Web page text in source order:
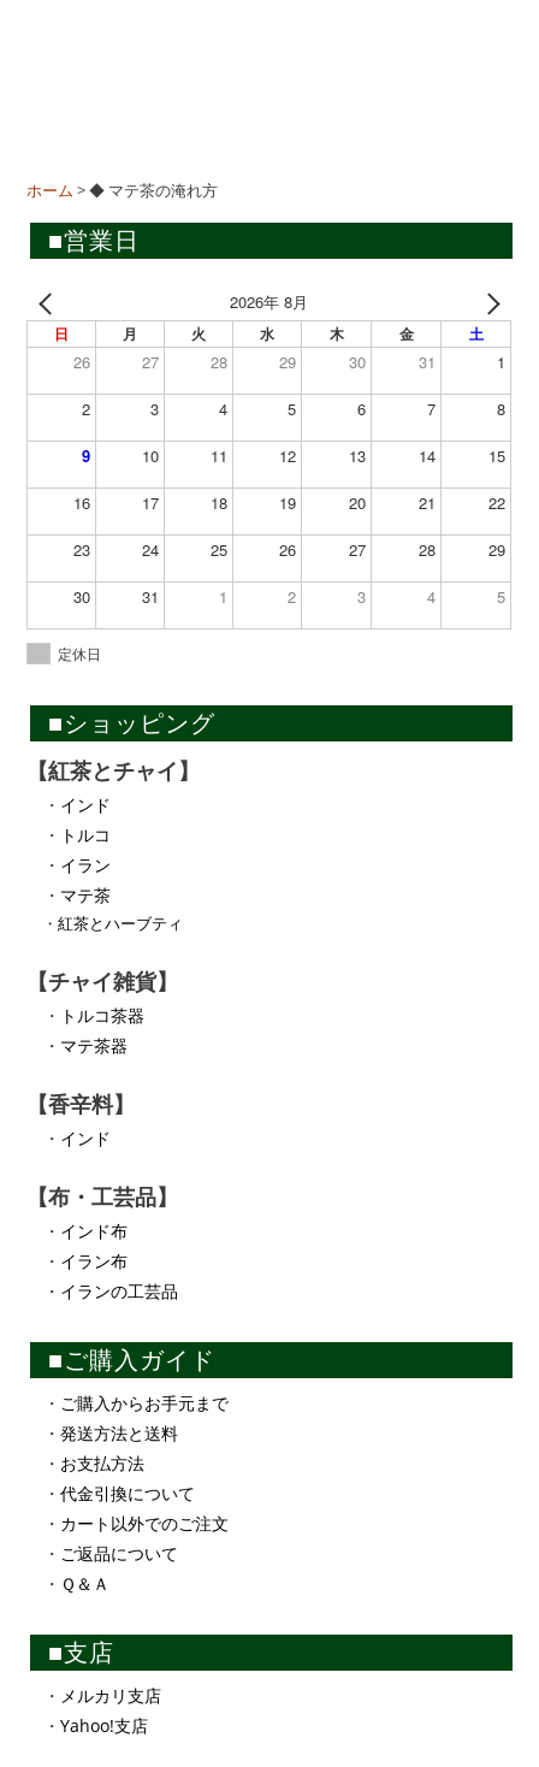
k
ホーム >◆ マテ茶の淹れ方
■営業日
2026年 8月
日 月 火 水 木 金 土
26 27 28 29 30 31 1
2 3 4 5 6 7 8
9 10 11 12 13 14 15
16 17 18 19 20 21 22
23 24 25 26 27 28 29
30 31 1 2 3 4 5
定休日
■ショッピング
【紅茶とチャイ】
・ インド
・ トルコ
・ イラン
・ マテ茶
・紅茶とハーブティ
【チャイ雑貨】
・ トルコ茶器
・ マテ茶器
【香辛料】
・ インド
【布・工芸品】
・ インド布
・ イラン布
・ イランの工芸品
■ご購入ガイド
・ ご購入からお手元まで
・発送方法と送料
・ お支払方法
・代金引換について
・ カート以外でのご注文
・ ご返品について
・ Ｑ＆Ａ
■支店
・ メルカリ支店
・Yahoo!支店